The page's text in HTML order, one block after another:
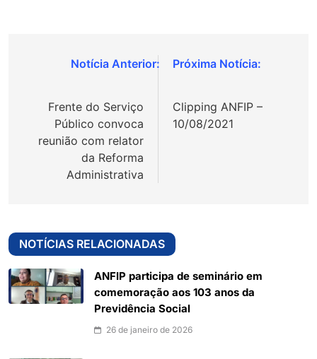
Navegação
Post
Frente do Serviço
Público convoca
reunião com relator
da Reforma
Administrativa
Clipping ANFIP –
10/08/2021
NOTÍCIAS RELACIONADAS
ANFIP participa de seminário em
comemoração aos 103 anos da
Previdência Social
26 de janeiro de 2026